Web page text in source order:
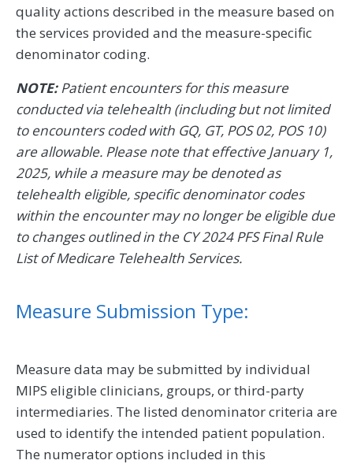
quality actions described in the measure based on
the services provided and the measure-specific
denominator coding.
NOTE:Patient encounters for this measure
conducted via telehealth (including but not limited
to encounters coded with GQ, GT, POS 02, POS 10)
are allowable. Please note that effective January 1,
2025, while a measure may be denoted as
telehealth eligible, specific denominator codes
within the encounter may no longer be eligible due
to changes outlined in the CY 2024 PFS Final Rule
List of Medicare Telehealth Services.
Measure Submission Type:
Measure data may be submitted by individual
MIPS eligible clinicians, groups, or third-party
intermediaries. The listed denominator criteria are
used to identify the intended patient population.
The numerator options included in this